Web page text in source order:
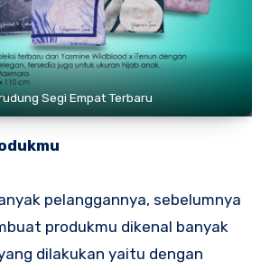
Segi Empat Terbaru
pelanggannya, sebelumnya
produkmu dikenal banyak
dilakukan yaitu dengan